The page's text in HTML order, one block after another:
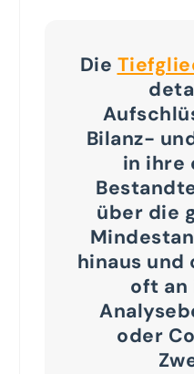
Die
Bilanz-
in ihre
über die
hinaus
oft an
oder